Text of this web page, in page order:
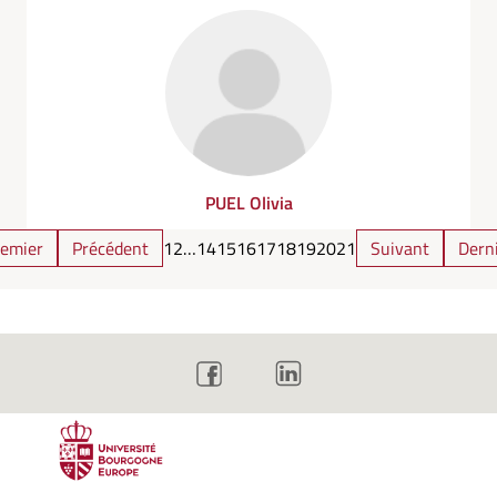
PUEL Olivia
Précédent 12…1415161718192021 Suivant